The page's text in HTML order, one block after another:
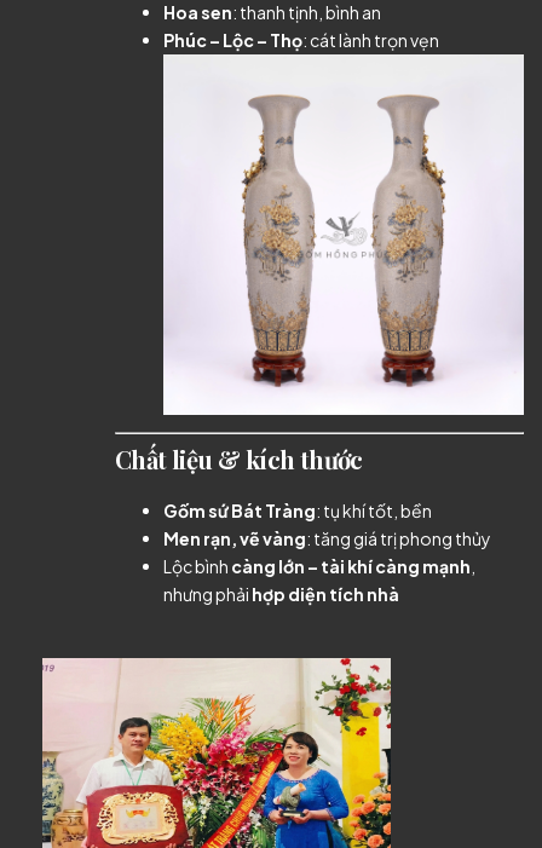
Hoa sen: thanh tịnh, bình an
Phúc – Lộc – Thọ: cát lành trọn vẹn
Chất liệu & kích thước
Gốm sứ Bát Tràng: tụ khí tốt, bền
Men rạn, vẽ vàng: tăng giá trị phong thủy
Lộc bình càng lớn – tài khí càng mạnh
nhưng phải hợp diện tích nhà